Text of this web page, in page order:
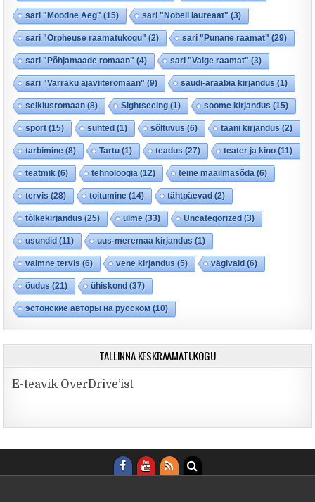
sari "Moodne Aeg" (15) sari "Nobeli laureaat" (3)
sari "Orpheuse raamatukogu" (2) sari "Punane raamat" (29)
sari "Põhjamaade romaan" (4) sari "Valge raamat" (3)
sari "Varraku ajaviiteromaan" (9) saudi-araabia kirjandus (1)
seiklusromaan (8) Sightseeing (1) soome kirjandus (15)
sport(15) suhted (1) sõltuvus (6) taani kirjandus (2)
tarbimine (8) Tartu (1) teadus (27) teater ja kino (11)
teatmik (6) tehnoloogia (12) teine maailmasõda (6)
tervis (28) toitumine (14) tähtpäevad (2)
tõlkekirjandus (25) ulme (33) Uncategorized (3)
usundid (11) uus-meremaa kirjandus (1)
vaimne tervis (6) vene kirjandus (5) vägivald (6)
õudus (21) ühiskond (37)
эстонские авторы на русском (10)
TALLINNA KESKRAAMATUKOGU
E-teavik OverDrive’ist